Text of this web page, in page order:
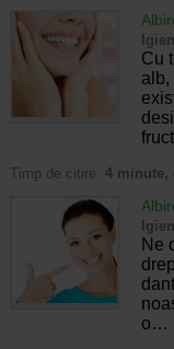
Cu
alb,
Timp de citire: 4 minute,
Ne
o…